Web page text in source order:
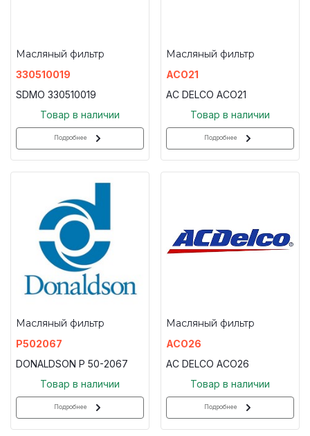
Масляный фильтр
330510019
SDMO 330510019
Товар в наличии
Подробнее
Масляный фильтр
ACO21
AC DELCO ACO21
Товар в наличии
Подробнее
Масляный фильтр
P502067
DONALDSON P 50-2067
Товар в наличии
Подробнее
Масляный фильтр
ACO26
AC DELCO ACO26
Товар в наличии
Подробнее